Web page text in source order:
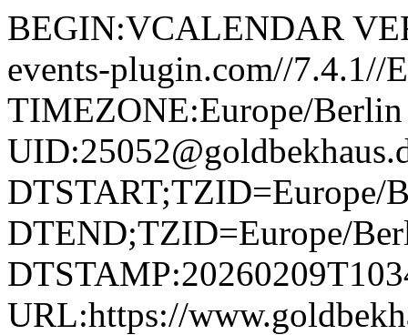
BEGIN:VCALENDAR
events-plugin.com//
TIMEZONE:Europe/
DTSTART;TZID=Europe/
DTEND;TZID=Europe/
URL:https://